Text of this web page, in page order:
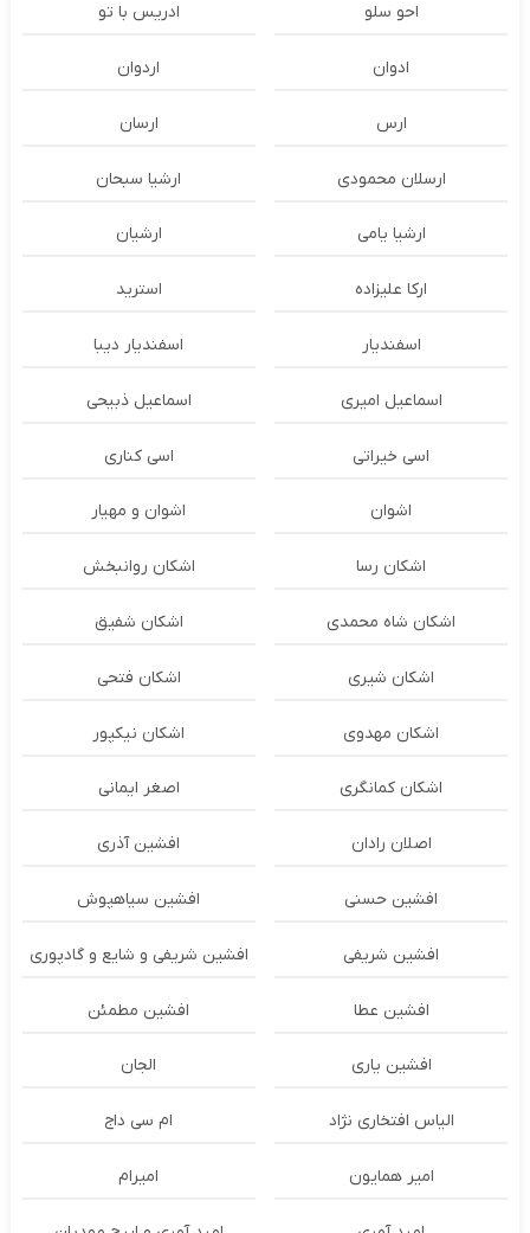
احو سلو ادریس با تو
ادوان اردوان
ارس ارسان
ارسلان محمودی ارشیا سبحان
ارشیا یامی ارشیان
ارکا علیزاده استرید
اسفندیار اسفندیار دیبا
اسماعیل امیری اسماعیل ذبیحی
اسی خیراتی اسی کناری
اشوان اشوان و مهیار
اشکان رسا اشکان روانبخش
اشکان شاه محمدی اشکان شفیق
اشکان شیری اشکان فتحی
اشکان مهدوی اشکان نیکپور
اشکان‌ کمانگری اصغر ایمانی
اصلان رادان افشین آذری
افشین حسنی افشین سیاهپوش
افشین شریفی افشین شریفی و شایع و گادپوری
افشین عطا افشین مطمئن
افشین یاری الجان
الیاس افتخاری نژاد ام سی داج
امير همايون اميرام